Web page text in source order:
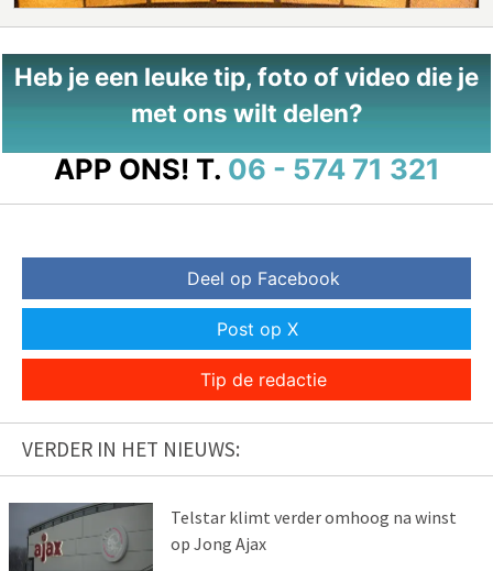
Heb je een leuke tip, foto of video die je
met ons wilt delen?
APP ONS! T. 06 - 574 71 321
Deel op Facebook
Post op X
Tip de redactie
VERDER IN HET NIEUWS:
Telstar klimt verder omhoog na winst
op Jong Ajax